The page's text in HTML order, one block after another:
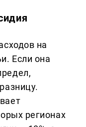
на
Если она
регионах